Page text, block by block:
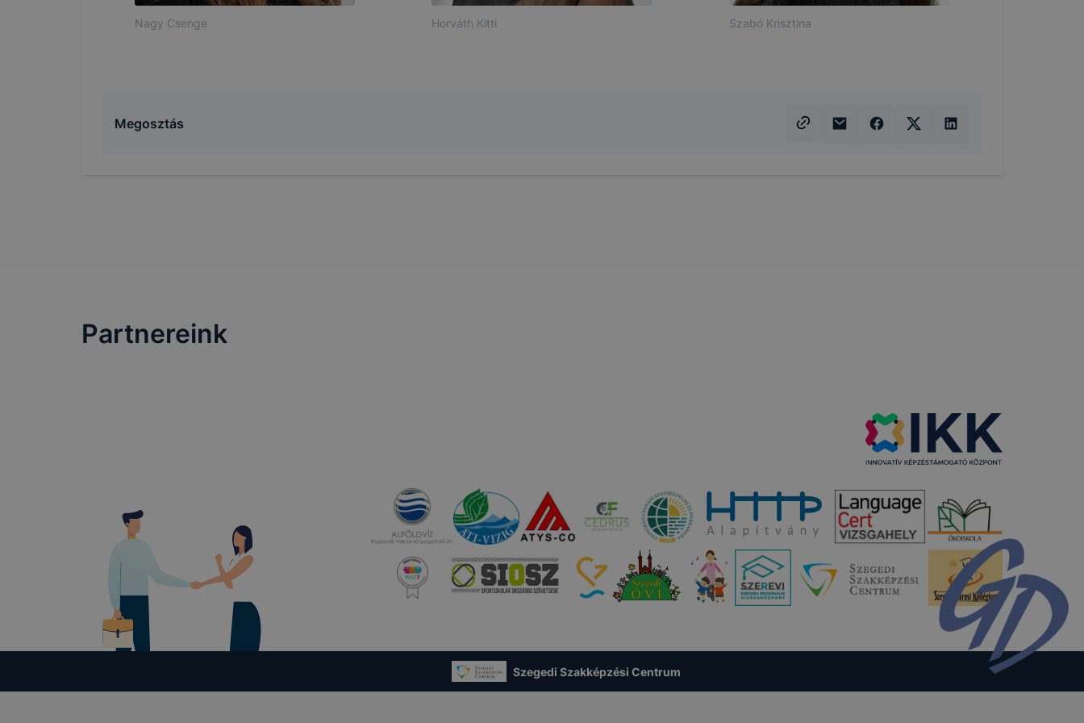
Nagy Csenge Horváth Kitti Szabó Krisztina
Megosztás
Partnereink
Szegedi Szakképzési Centrum